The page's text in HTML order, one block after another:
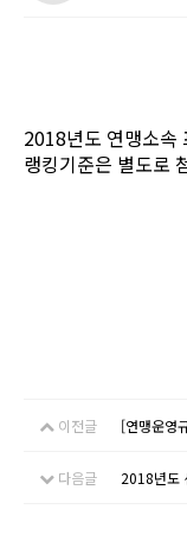
2018년도 연맹소속
랭킹기준은 별도로
이전글 [연맹운영
다음글 2018년도